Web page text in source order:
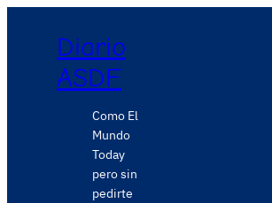
Diario
ASDF
Como El
Mundo
Today
pero sin
pedirte